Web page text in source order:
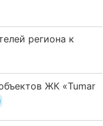
региона к
ЖК «Tumar